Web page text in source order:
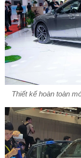
Thiết kế hoàn toàn